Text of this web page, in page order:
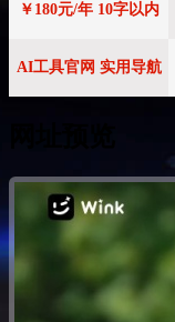
￥180元/年 10字以内
AI工具官网 实用导航